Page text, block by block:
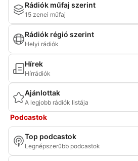
Rádiók műfaj szerint
15 zenei műfaj
Rádiók régió szerint
Helyi rádiók
Hírek
Hírrádiók
Ajánlottak
A legjobb rádiók listája
Podcastok
Top podcastok
Legnépszerűbb podcastok